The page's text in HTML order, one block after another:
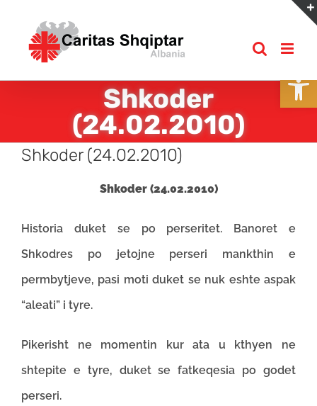
content
Shkoder
(24.02.2010)
Shkoder (24.02.2010)
Shkoder (24.02.2010)
Historia duket se po perseritet. Banoret e
Shkodres po jetojne perseri mankthin e
permbytjeve, pasi moti duket se nuk eshte aspak
“aleati” i tyre.
Pikerisht ne momentin kur ata u kthyen ne
shtepite e tyre, duket se fatkeqesia po godet
perseri.